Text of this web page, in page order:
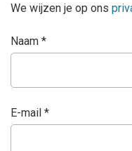
We wijzen je op ons
Naam *
E-mail *